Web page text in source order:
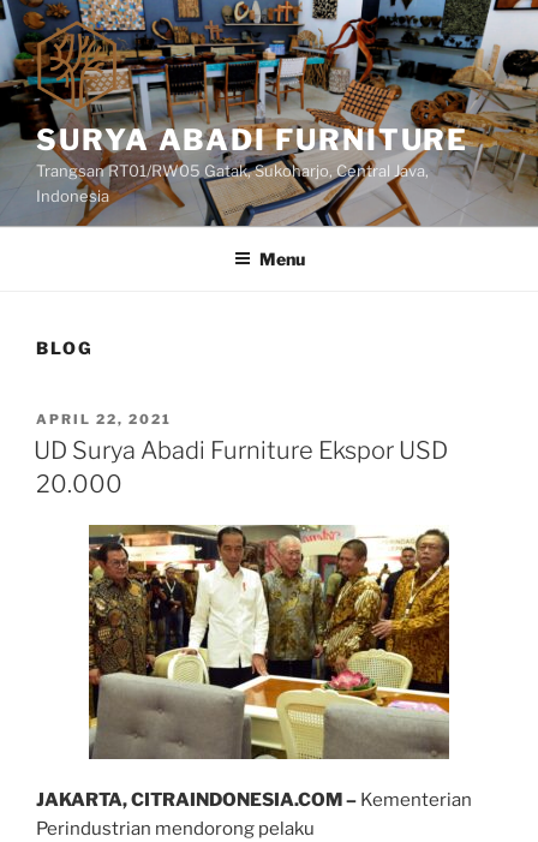
Skip
to
content
SURYA ABADI FURNITURE
Trangsan RT01/RW05 Gatak, Sukoharjo, Central Java,
Indonesia
Menu
BLOG
POSTED
ON
APRIL 22, 2021
UD Surya Abadi Furniture Ekspor USD
20.000
JAKARTA, CITRAINDONESIA.COM – Kementerian
Perindustrian mendorong pelaku